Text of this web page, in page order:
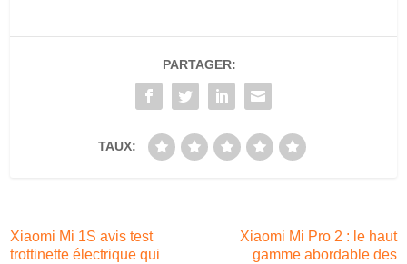
PARTAGER:
TAUX:
Xiaomi Mi 1S avis test
trottinette électrique qui
Xiaomi Mi Pro 2 : le haut
gamme abordable des